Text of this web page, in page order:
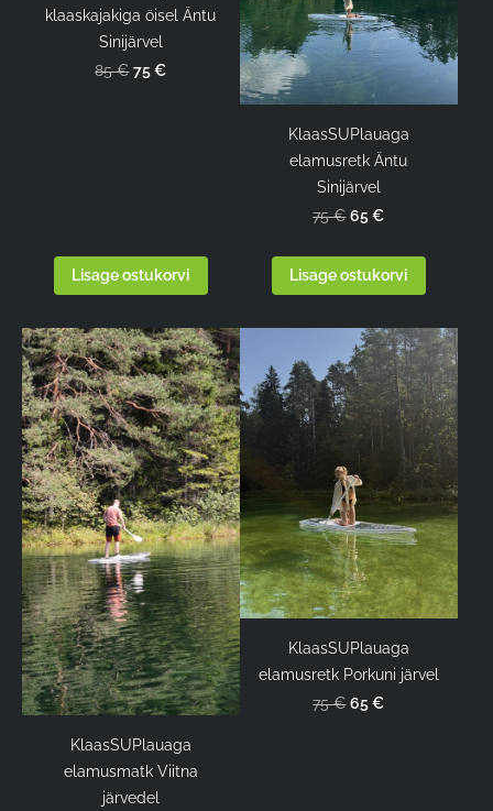
klaaskajakiga öisel Äntu
Sinijärvel
85 € 75 €
Lisage ostukorvi
KlaasSUPlauaga
elamusretk Äntu
Sinijärvel
75 € 65 €
Lisage ostukorvi
KlaasSUPlauaga
elamusmatk Viitna
järvedel
KlaasSUPlauaga
elamusretk Porkuni järvel
75 € 65 €